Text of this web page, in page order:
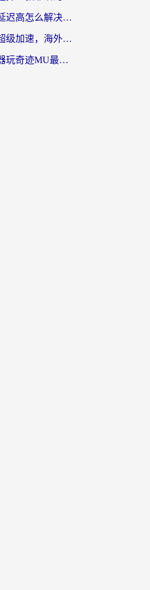
国外玩灌篮高手延迟高怎么解决？海外玩家国服游戏加速终极指南
非人学园加速器超级加速，海外玩家重返国服的通行证
国外用什么加速器玩奇迹MU最好？2026海外玩家国服游戏加速全攻略